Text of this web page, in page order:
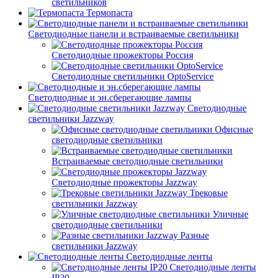
Термопаста
Светодиодные панели и встраиваемые светильники
Светодиодные прожекторы Россия
Светодиодные светильники OptoService
Светодиодные и эн.сберегающие лампы
Светодиодные
светильники Jazzway
Офисные
светодиодные светильники
Встраиваемые светодиодные светильники
Светодиодные прожекторы Jazzway
Трековые
светильники Jazzway
Уличные
светодиодные светильники
Разные
светильники Jazzway
Светодиодные ленты
Светодиодные ленты